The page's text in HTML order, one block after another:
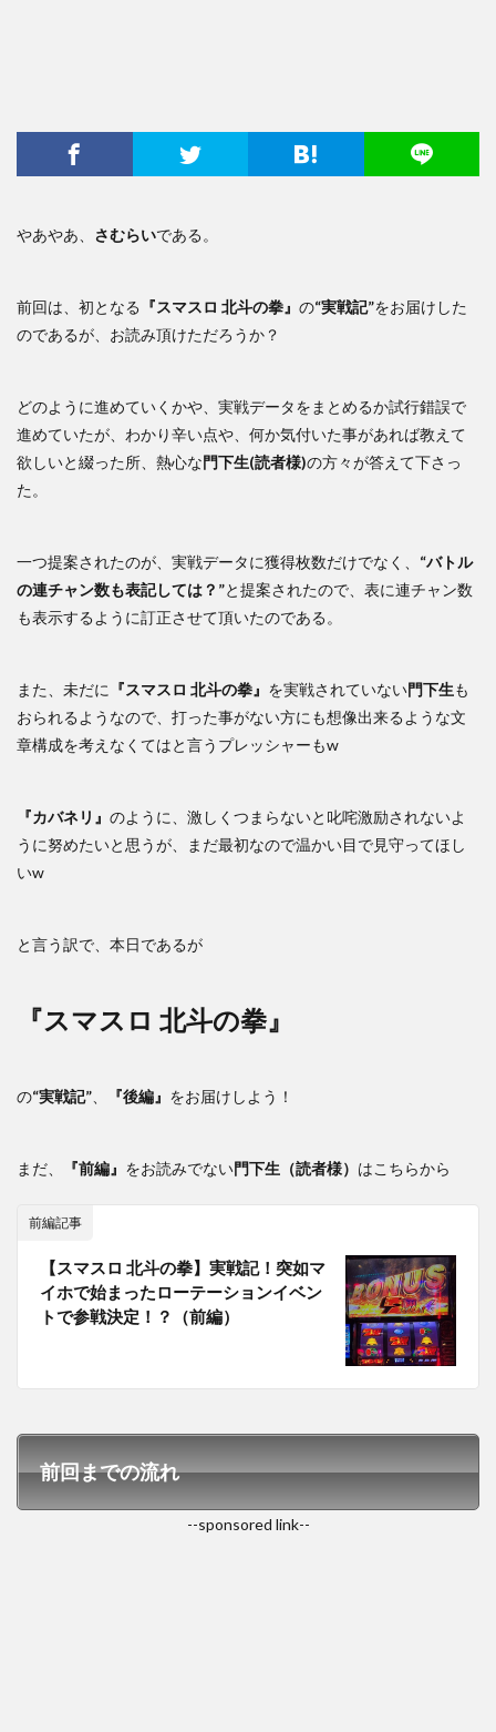
やあやあ、 さむらいである。
前回は、初となる 『スマスロ 北斗の拳』 の“実戦記”をお届けした
のであるが、お読み頂けただろうか？
どのように進めていくかや、実戦データをまとめるか試行錯誤で
進めていたが、わかり辛い点や、何か気付いた事があれば教えて
欲しいと綴った所、熱心な門下生(読者様)の方々が答えて下さっ
た。
一つ提案されたのが、実戦データに獲得枚数だけでなく、 “バトル
の連チャン数も表記しては？”と提案されたので、表に連チャン数
も表示するように訂正させて頂いたのである。
また、未だに 『スマスロ 北斗の拳』 を実戦されていない門下生も
おられるようなので、打った事がない方にも想像出来るような文
章構成を考えなくてはと言うプレッシャーもw
『カバネリ』 のように、激しくつまらないと叱咤激励されないよ
うに努めたいと思うが、まだ最初なので温かい目で見守ってほし
いw
と言う訳で、本日であるが
『スマスロ 北斗の拳』
の“実戦記” 『後編』 をお届けしよう！
まだ、 『前編』 をお読みでない門下生（読者様） はこちらから
前編記事
【スマスロ 北斗の拳】実戦記！突如マ
イホで始まったローテーションイベン
トで参戦決定！？（前編）
前回までの流れ
--sponsored link--